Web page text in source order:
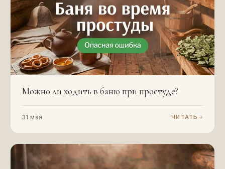
Можно ли ходить в баню при простуде?
31 мая ЧИТАТЬ